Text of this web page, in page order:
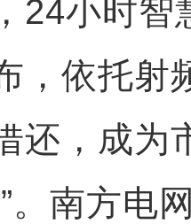
小时智
，依托射
还，成为
。南方电